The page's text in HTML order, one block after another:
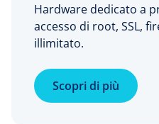
Hardware dedicato a
accesso di root, SSL,
illimitato.
Scopri di più